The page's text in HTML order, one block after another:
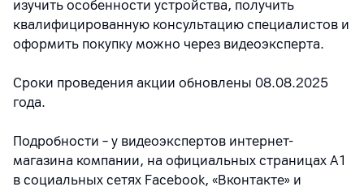
изучить особенности устройства, получить
квалифицированную консультацию специалистов и
оформить покупку можно через видеоэксперта.
Сроки проведения акции обновлены 08.08.2025
года.
Подробности – у видеоэкспертов интернет-
магазина компании, на официальных страницах A1
в социальных сетях Facebook, «Вконтакте» и